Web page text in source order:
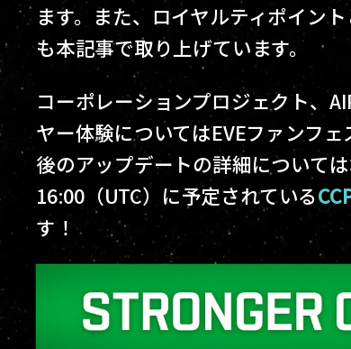
ます。また、ロイヤルティポイン
も本記事で取り上げています。
コーポレーションプロジェクト、
ヤー体験についてはEVEファンフェ
後のアップデートの詳細について
16:00（UTC）に予定されている
す！